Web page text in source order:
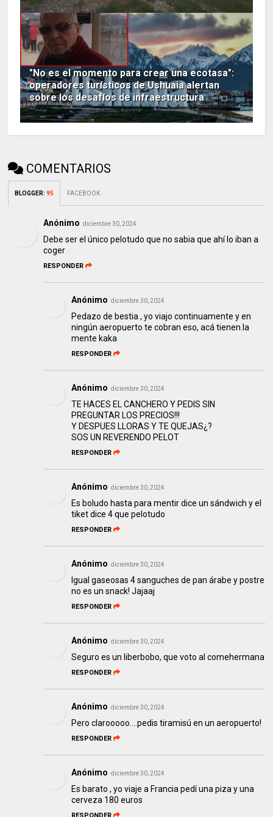
"No es el momento para crear una ecotasa":
operadores turísticos de Ushuaia alertan
sobre los desafíos de infraestructura
COMENTARIOS
BLOGGER:95 FACEBOOK
Anónimo diciembre 30, 2024
Debe ser el único pelotudo que no sabia que ahí lo iban a
coger
RESPONDER
Anónimo diciembre 30, 2024
Pedazo de bestia , yo viajo continuamente y en
ningún aeropuerto te cobran eso, acá tienen.la
mente kaka
RESPONDER
Anónimo diciembre 30, 2024
TE HACES EL CANCHERO Y PEDIS SIN
PREGUNTAR LOS PRECIOS!!!
Y DESPUES LLORAS Y TE QUEJAS¿?
SOS UN REVERENDO PELOT
RESPONDER
Anónimo diciembre 30, 2024
Es boludo hasta para mentir dice un sándwich y el
tiket dice 4 que pelotudo
RESPONDER
Anónimo diciembre 30, 2024
Igual gaseosas 4 sanguches de pan árabe y postre
no es un snack! Jajaaj
RESPONDER
Anónimo diciembre 30, 2024
Seguro es un liberbobo, que voto al comehermana
RESPONDER
Anónimo diciembre 30, 2024
Pero clarooooo....pedis tiramisú en un aeropuerto!
RESPONDER
Anónimo diciembre 30, 2024
Es barato , yo viaje a Francia pedí una piza y una
cerveza 180 euros
RESPONDER